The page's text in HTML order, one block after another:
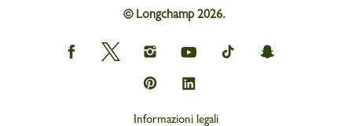
© Longchamp 2026.
Longchamp
on
Longchamp
on
Longchamp
on
Instagram
Longchamp
on
youtube
Longchamp
on
Longchamp
on
Longchamp
on
Longchamp
on
Informazioni legali